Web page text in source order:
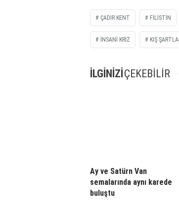
ÇADIR KENT FILISTIN
İNSANİ KRİZ KIŞ
İLGİNİZİÇEKEBİLİR
Ay ve Satürn Van
semalarında aynı karede
buluştu